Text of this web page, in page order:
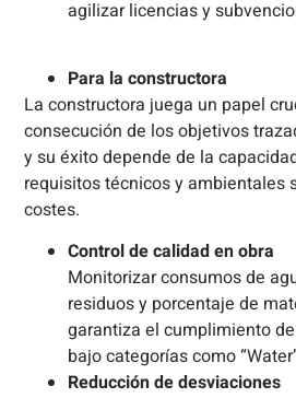
agilizar licencias y
Para la constructora
La constructora juega un papel
consecución de los objetivos
y su éxito depende de la
requisitos técnicos y ambientales
costes.
Control de calidad en obra
Monitorizar consumos de
residuos y porcentaje de
garantiza el cumplimiento
bajo categorías como
Reducción de desviaciones